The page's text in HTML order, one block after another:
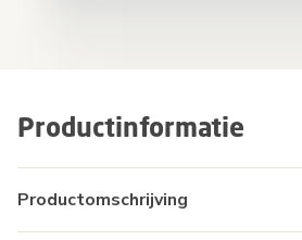
Productinformatie
Productomschrijving